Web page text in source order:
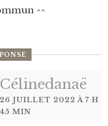
^^
Célinedanaë
26 JUILLET 2022 À 7 H
45 MIN